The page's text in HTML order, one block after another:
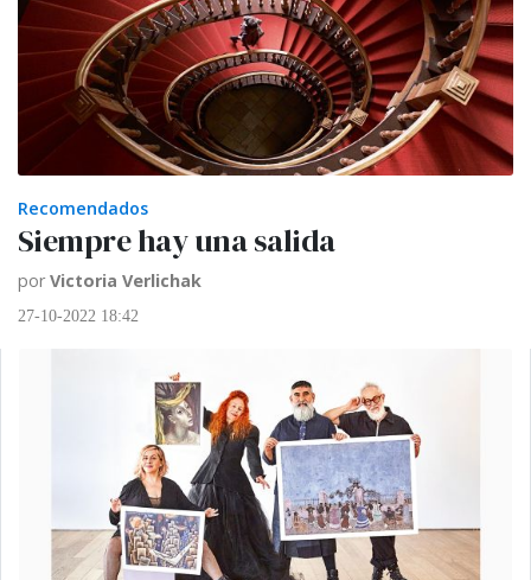
Recomendados
Siempre hay una salida
porVictoria Verlichak
27-10-2022 18:42